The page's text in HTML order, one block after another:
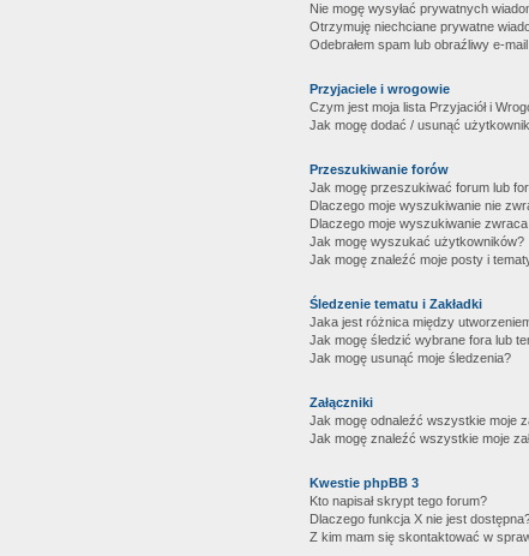
Nie mogę wysyłać prywatnych
Otrzymuję niechciane prywatne
Odebrałem spam lub obraźliwy e-
Przyjaciele i wrogowie
Czym jest moja lista Przyjaciół i
Jak mogę dodać / usunąć
Przeszukiwanie forów
Jak mogę przeszukiwać forum lub
Dlaczego moje wyszukiwanie nie
Dlaczego moje wyszukiwanie
Jak mogę wyszukać użytkowników?
Jak mogę znaleźć moje posty i
Śledzenie tematu i Zakładki
Jaka jest różnica między
Jak mogę śledzić wybrane fora lub
Jak mogę usunąć moje śledzenia?
Załączniki
Jak mogę odnaleźć wszystkie moje
Jak mogę znaleźć wszystkie moje
Kwestie phpBB 3
Kto napisał skrypt tego forum?
Dlaczego funkcja X nie jest
Z kim mam się skontaktować w